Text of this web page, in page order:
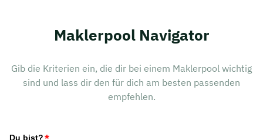
Maklerpool Navigator
Gib die Kriterien ein, die dir bei einem Maklerpool wichtig
sind und lass dir den für dich am besten passenden
empfehlen.